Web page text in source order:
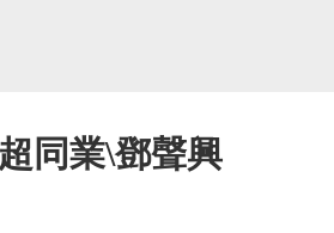
同業\鄧聲興